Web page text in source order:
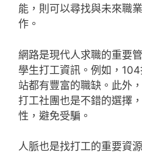
能，則可以尋找與未來職
作。
網路是現代人求職的重要
學生打工資訊。例如，
站都有豐富的職缺。此外
打工社團也是不錯的選擇
性，避免受騙。
人脈也是找打工的重要資